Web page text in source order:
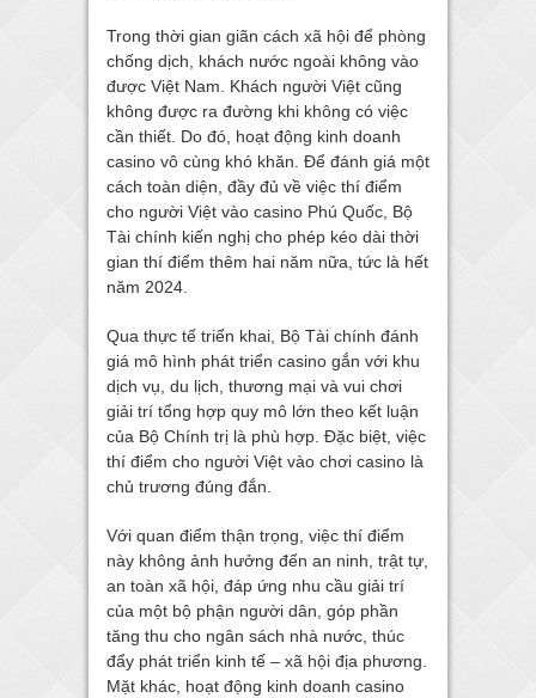
Trong thời gian giãn cách xã hội để phòng
chống dịch, khách nước ngoài không vào
được Việt Nam. Khách người Việt cũng
không được ra đường khi không có việc
cần thiết. Do đó, hoạt động kinh doanh
casino vô cùng khó khăn. Để đánh giá một
cách toàn diện, đầy đủ về việc thí điểm
cho người Việt vào casino Phú Quốc, Bộ
Tài chính kiến nghị cho phép kéo dài thời
gian thí điểm thêm hai năm nữa, tức là hết
năm 2024.
Qua thực tế triển khai, Bộ Tài chính đánh
giá mô hình phát triển casino gắn với khu
dịch vụ, du lịch, thương mại và vui chơi
giải trí tổng hợp quy mô lớn theo kết luận
của Bộ Chính trị là phù hợp. Đặc biệt, việc
thí điểm cho người Việt vào chơi casino là
chủ trương đúng đắn.
Với quan điểm thận trọng, việc thí điểm
này không ảnh hưởng đến an ninh, trật tự,
an toàn xã hội, đáp ứng nhu cầu giải trí
của một bộ phận người dân, góp phần
tăng thu cho ngân sách nhà nước, thúc
đẩy phát triển kinh tế – xã hội địa phương.
Mặt khác, hoạt động kinh doanh casino